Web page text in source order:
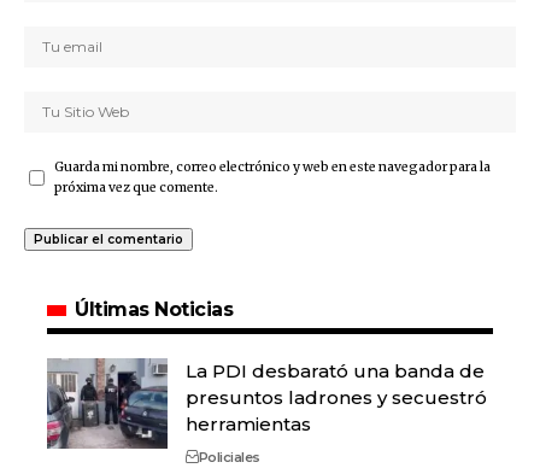
Guarda mi nombre, correo electrónico y web en este navegador para la
próxima vez que comente.
Últimas Noticias
La PDI desbarató una banda de
presuntos ladrones y secuestró
herramientas
Policiales